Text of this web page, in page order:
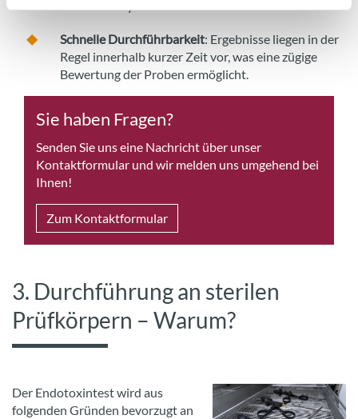
Schnelle Durchführbarkeit: Ergebnisse liegen in der
Regel innerhalb kurzer Zeit vor, was eine zügige
Bewertung der Proben ermöglicht.
Sie haben Fragen?
Senden Sie uns eine Nachricht über unser
Kontaktformular und wir melden uns umgehend bei
Ihnen!
Zum Kontaktformular
3. Durchführung an sterilen
Prüfkörpern – Warum?
Der Endotoxintest wird aus
folgenden Gründen bevorzugt an